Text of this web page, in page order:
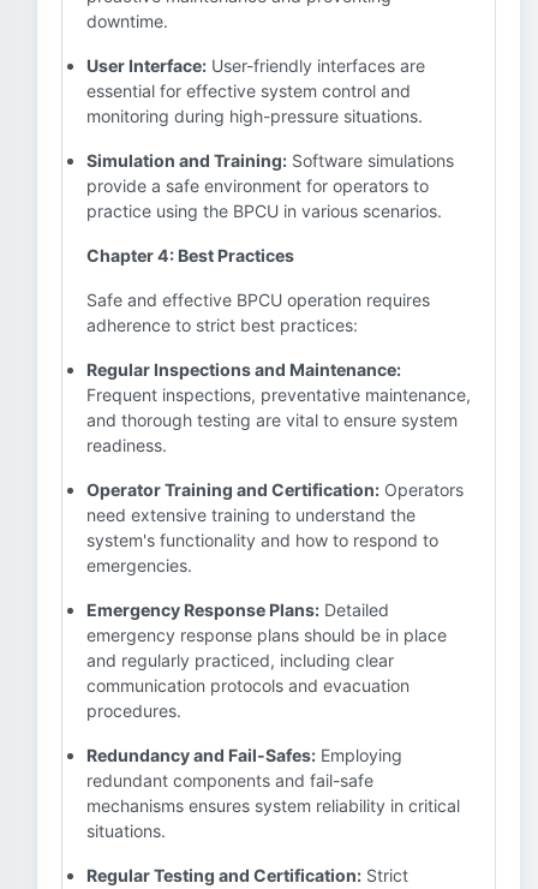
downtime.
User Interface: User-friendly interfaces are
essential for effective system control and
monitoring during high-pressure situations.
Simulation and Training: Software simulations
provide a safe environment for operators to
practice using the BPCU in various scenarios.
Chapter 4: Best Practices
Safe and effective BPCU operation requires
adherence to strict best practices:
Regular Inspections and Maintenance:
Frequent inspections, preventative maintenance,
and thorough testing are vital to ensure system
readiness.
Operator Training and Certification: Operators
need extensive training to understand the
system's functionality and how to respond to
emergencies.
Emergency Response Plans: Detailed
emergency response plans should be in place
and regularly practiced, including clear
communication protocols and evacuation
procedures.
Redundancy and Fail-Safes: Employing
redundant components and fail-safe
mechanisms ensures system reliability in critical
situations.
Regular Testing and Certification: Strict